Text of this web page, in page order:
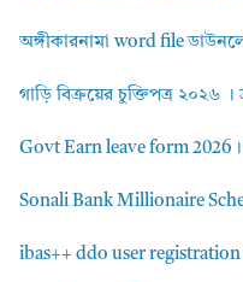
অঙ্গীকারনামা word file
গাড়ি বিক্রয়ের চুক্তিপত্র ২০২৬ ।
Govt Earn leave form 2026।
Sonali Bank Millionaire
ibas++ ddo user